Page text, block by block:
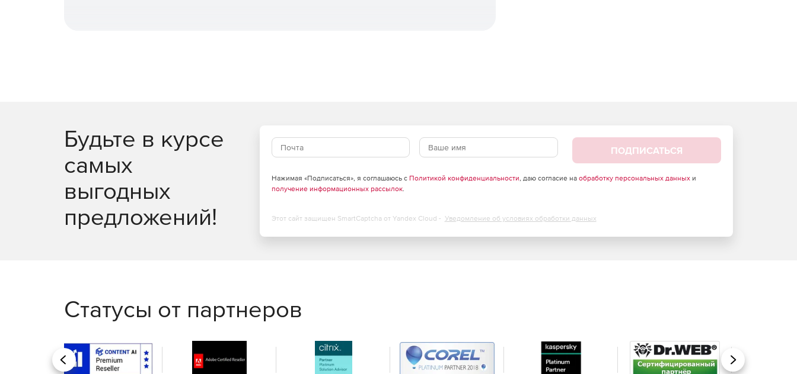
Silent-клиент. Эта мощная функция позволяет машинам определенных конфигураций, таким как POS-
терминалы, оставаться защищенными и в то же время не препятствовать доступу пользователей.
Будьте в курсе
самых
выгодных
предложений!
ПОДПИСАТЬСЯ
Нажимая «Подписаться», я соглашаюсь с Политикой конфиденциальности, даю согласие на обработку персональных данныхи
получение информационных рассылок.
Этот сайт защищен SmartCaptcha от Yandex Cloud - Уведомление об условиях обработки данных
Статусы от партнеров
Назад Вперед